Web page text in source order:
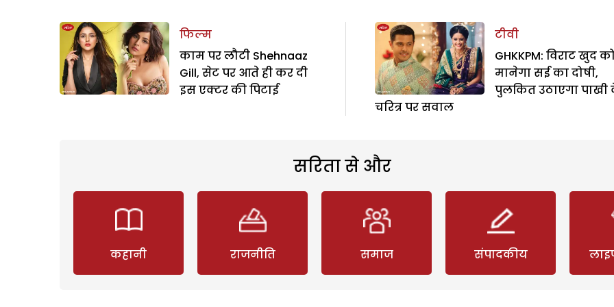
फिल्म
काम पर लौटी Shehnaaz
Gill, सेट पर आते ही कर दी
इस एक्टर की पिटाई
टीवी
GHKKPM: विराट खुद
मानेगा सई का दोषी,
पुलकित उठाएगा पाखी
चरित्र पर सवाल
सरिता से और
कहानी राजनीति समाज संपादकीय